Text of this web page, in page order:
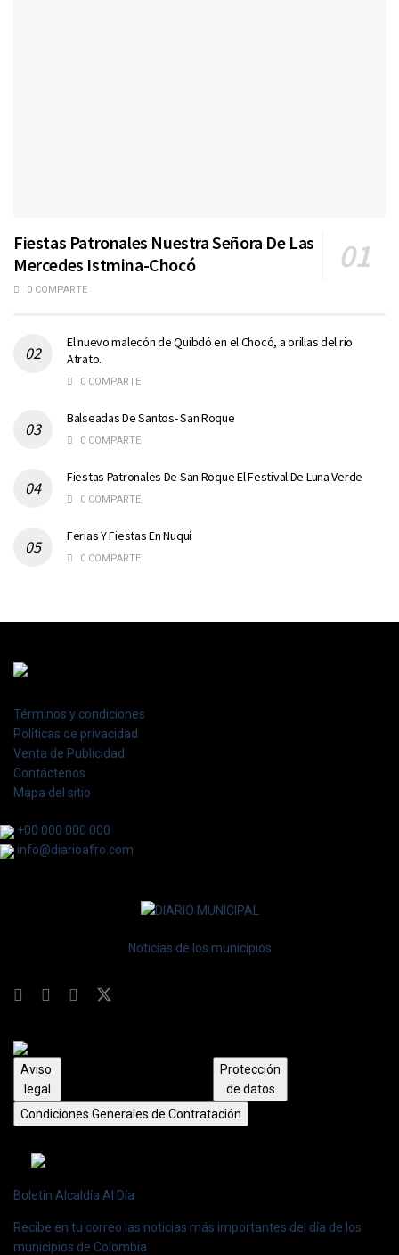
Fiestas Patronales Nuestra Señora De Las
Mercedes Istmina-Chocó
0 COMPARTE
El nuevo malecón de Quibdó en el Chocó, a orillas del rio
Atrato.
0 COMPARTE
Balseadas De Santos- San Roque
0 COMPARTE
Fiestas Patronales De San Roque El Festival De Luna Verde
0 COMPARTE
Ferias Y Fiestas En Nuquí
0 COMPARTE
Términos y condiciones
Políticas de privacidad
Venta de Publicidad
Contáctenos
Mapa del sitio
+00 000 000 000
info@diarioafro.com
Noticias de los municipios
Aviso
legal
Protección
de datos
Condiciones Generales de Contratación
Boletín Alcaldía Al Día
Recibe en tu correo las noticias más importantes del día de los
municipios de Colombia.